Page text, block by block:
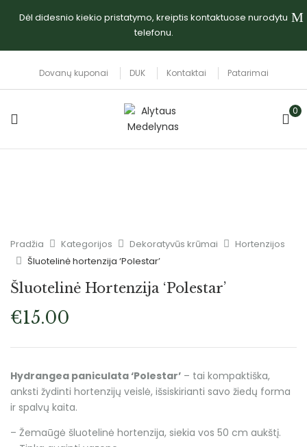
Dėl didesnio kiekio pristatymo, kreiptis kontaktuose nurodytu
telefonu.
Dovanų kuponai DUK Kontaktai Patarimai
0
Pradžia Kategorijos Dekoratyvūs krūmai
Hortenzijos
Šluotelinė hortenzija ‘Polestar’
Šluotelinė Hortenzija ‘Polestar’
€15.00
Hydrangea paniculata ‘Polestar’ – tai kompaktiška,
anksti žydinti hortenzijų veislė, išsiskirianti savo žiedų forma
ir spalvų kaita.
– Žemaūgė šluotelinė hortenzija, siekia vos 50 cm aukštį.